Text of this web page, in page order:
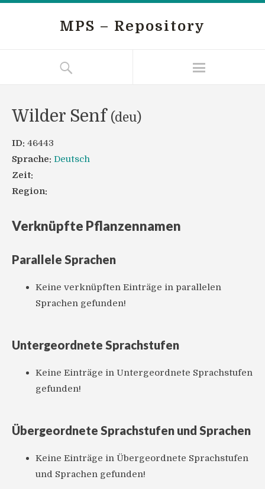
MPS – Repository
Wilder Senf (deu)
ID: 46443
Sprache: Deutsch
Zeit:
Region:
Verknüpfte Pflanzennamen
Parallele Sprachen
Keine verknüpften Einträge in parallelen
Sprachen gefunden!
Untergeordnete Sprachstufen
Keine Einträge in Untergeordnete Sprachstufen
gefunden!
Übergeordnete Sprachstufen und Sprachen
Keine Einträge in Übergeordnete Sprachstufen
und Sprachen gefunden!